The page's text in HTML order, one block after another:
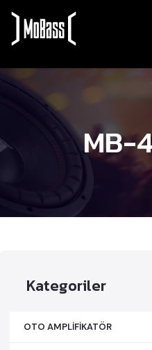
MB-
Kategoriler
OTO AMPLİFİKATÖR